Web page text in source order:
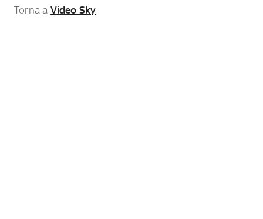
Torna a Video Sky